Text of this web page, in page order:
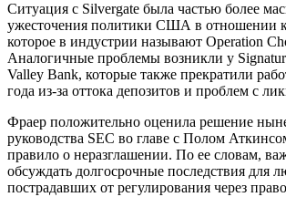
Ситуация с Silvergate была частью более
ужесточения политики США в отношении
которое в индустрии называют Operation
Аналогичные проблемы возникли у
Valley Bank, которые также прекратили
года из-за оттока депозитов и проблем с
Фраер положительно оценила решение
руководства SEC во главе с Полом
правило о неразглашении. По ее словам,
обсуждать долгосрочные последствия для
пострадавших от регулирования через